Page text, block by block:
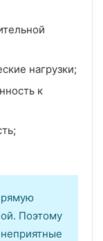
нагрузки;
к
Поэтому
неприятные